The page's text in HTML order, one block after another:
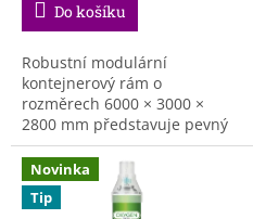
Do košíku
Robustní modulární
kontejnerový rám o
rozměrech 6000 × 3000 ×
2800 mm představuje pevný
základ pro širokou škálu
stavebních projektů. Díky 9
spodním výztuhám a 5
horním křížovým...
Novinka
Tip